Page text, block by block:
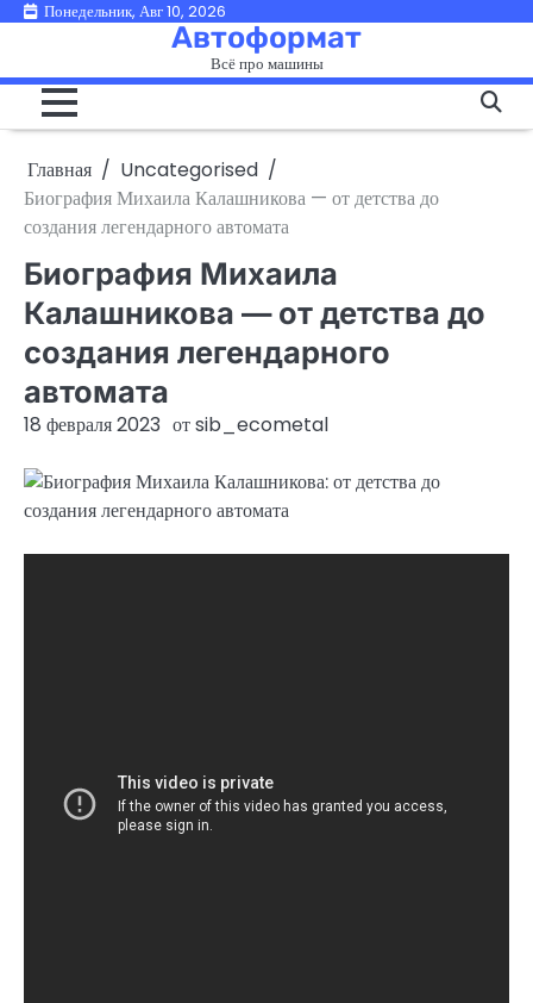
ПерейтиПонедельник, Авг 10, 2026
Автоформат
Всё про машины
Главная
Uncategorised
Биография Михаила Калашникова — от детства до
создания легендарного автомата
Биография Михаила
Калашникова — от детства до
создания легендарного
автомата
18 февраля 2023 отsib_ecometal